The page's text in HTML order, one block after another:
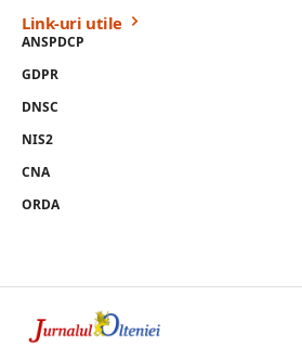
Link-uri utile
ANSPDCP
GDPR
DNSC
NIS2
CNA
ORDA